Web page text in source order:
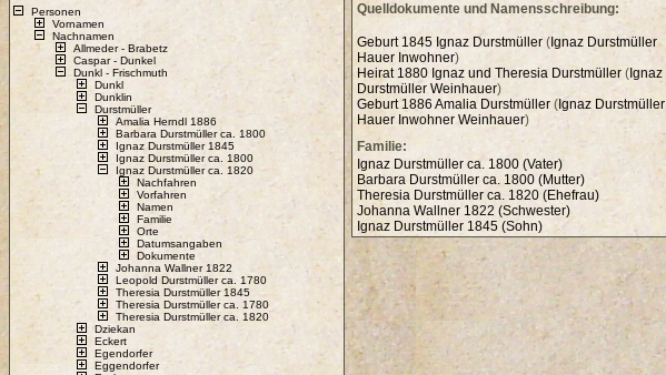
Personen
Vornamen
Nachnamen
Allmeder - Brabetz
Caspar - Dunkel
Dunkl - Frischmuth
Dunkl
Dunklin
Durstmüller
Amalia Herndl 1886
Barbara Durstmüller ca. 1800
Ignaz Durstmüller 1845
Ignaz Durstmüller ca. 1800
Ignaz Durstmüller ca. 1820
Nachfahren
Vorfahren
Namen
Familie
Orte
Datumsangaben
Dokumente
Johanna Wallner 1822
Leopold Durstmüller ca. 1780
Theresia Durstmüller 1845
Theresia Durstmüller ca. 1780
Theresia Durstmüller ca. 1820
Dziekan
Eckert
Egendorfer
Eggendorfer
Quelldokumente und Namensschreibung:
Geburt 1845 Ignaz Durstmüller ( Ignaz Durstmüller
Hauer Inwohner)
Heirat 1880 Ignaz und Theresia Durstmüller ( Ignaz
Durstmüller Weinhauer)
Geburt 1886 Amalia Durstmüller ( Ignaz Durstmüller
Hauer Inwohner Weinhauer)
Familie:
Ignaz Durstmüller ca. 1800 (Vater)
Barbara Durstmüller ca. 1800 (Mutter)
Theresia Durstmüller ca. 1820 (Ehefrau)
Johanna Wallner 1822 (Schwester)
Ignaz Durstmüller 1845 (Sohn)